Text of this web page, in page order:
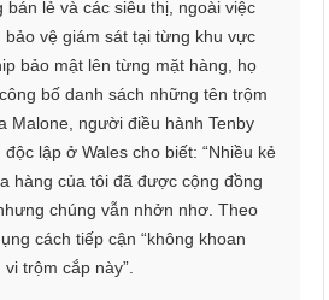
bán lẻ và các siêu thị, ngoài việc
vệ giám sát tại từng khu vực
bảo mật lên từng mặt hàng, họ
bố danh sách những tên trộm
Malone, người điều hành Tenby
lập ở Wales cho biết: “Nhiều kẻ
hàng của tôi đã được cộng đồng
chúng vẫn nhởn nhơ. Theo
cách tiếp cận “không khoan
trộm cắp này”.